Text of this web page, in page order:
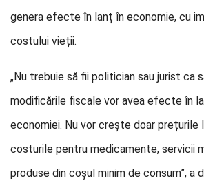
genera efecte în lanț în economie, cu
costului vieții.
„Nu trebuie să fii politician sau jurist ca
modificările fiscale vor avea efecte în
economiei. Nu vor crește doar prețurile
costurile pentru medicamente, servicii
produse din coșul minim de consum”, a